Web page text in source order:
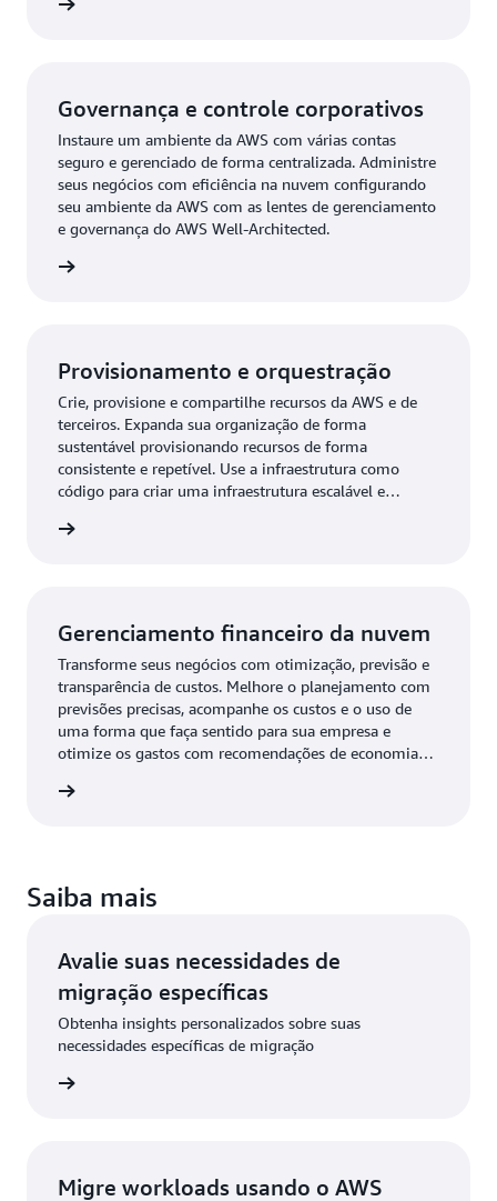
obter visibilidade de configurações de recursos da sua
Governança e controle corporativos
Instaure um ambiente da AWS com várias contas
seguro e gerenciado de forma centralizada. Administre
seus negócios com eficiência na nuvem configurando
seu ambiente da AWS com as lentes de gerenciamento
e governança do AWS Well-Architected.
Provisionamento e orquestração
Crie, provisione e compartilhe recursos da AWS e de
terceiros. Expanda sua organização de forma
sustentável provisionando recursos de forma
consistente e repetível. Use a infraestrutura como
código para criar uma infraestrutura escalável e
autoatendimento ao provisionar recursos e manter a
Gerenciamento financeiro da nuvem
Transforme seus negócios com otimização, previsão e
transparência de custos. Melhore o planejamento com
previsões precisas, acompanhe os custos e o uso de
uma forma que faça sentido para sua empresa e
otimize os gastos com recomendações de economia
Saiba mais
Avalie suas necessidades de
migração específicas
Obtenha insights personalizados sobre suas
necessidades específicas de migração
Migre workloads usando o AWS